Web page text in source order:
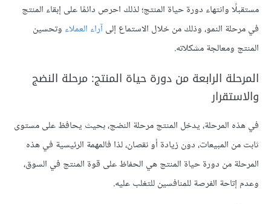
مستقبلًا وانتهاء دورة حياة المنتج؛ لذلك احرص دائمًا على إبقاء المنتج
في مرحلة النمو، وذلك من خلال الاستماع إلىآراء العملاء وتحسين
المنتج ومعالجة مشكلاته.
المرحلة الرابعة من دورة حياة المنتج: مرحلة النضج
والاستقرار
في هذه المرحلة، يدخل المنتج مرحلة النضج، بحيث يحافظ على مستوى
ثابت من المبيعات، دون زيادة أو نقصان، لذا فالمهمة الرئيسية في هذه
المرحلة من دورة حياة المنتج هي الحفاظ على قوة المنتج في السوق،
وعدم إتاحة الفرصة للمنافسين للتغلب عليه.